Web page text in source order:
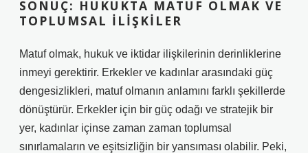
SONUÇ: HUKUKTA MATUF OLMAK VE
TOPLUMSAL İLIŞKILER
Matuf olmak, hukuk ve iktidar ilişkilerinin derinliklerine
inmeyi gerektirir. Erkekler ve kadınlar arasındaki güç
dengesizlikleri, matuf olmanın anlamını farklı şekillerde
dönüştürür. Erkekler için bir güç odağı ve stratejik bir
yer, kadınlar içinse zaman zaman toplumsal
sınırlamaların ve eşitsizliğin bir yansıması olabilir. Peki,